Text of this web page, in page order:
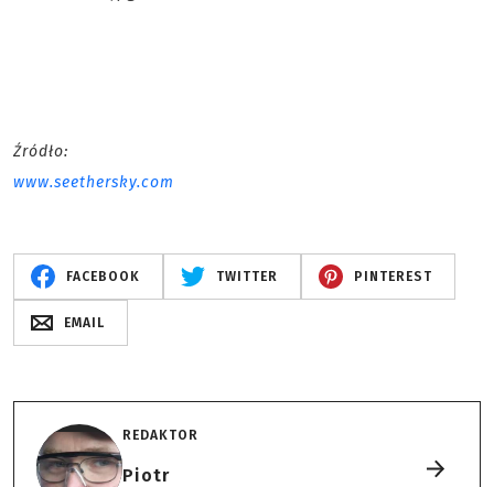
Źródło:
www.seethersky.com
FACEBOOK TWITTER PINTEREST
EMAIL
REDAKTOR
Piotr